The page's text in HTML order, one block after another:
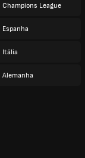
Champions League
Espanha
Itália
Alemanha